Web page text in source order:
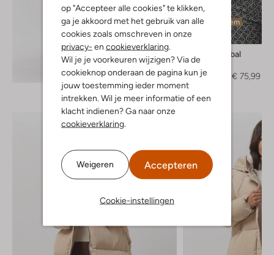
op "Accepteer alle cookies" te klikken,
ga je akkoord met het gebruik van alle
cookies zoals omschreven in onze
privacy- en cookieverklaring
Wil je je voorkeuren wijzigen? Via de
cookieknop onderaan de pagina kun je
jouw toestemming ieder moment
intrekken. Wil je meer informatie of een
klacht indienen? Ga naar onze
cookieverklaring
Weigeren Accepteren
Cookie-instellingen
Ontdek de look
Laatste item
Dea Kudibal
Trui
€ 189,95
€ 75,99